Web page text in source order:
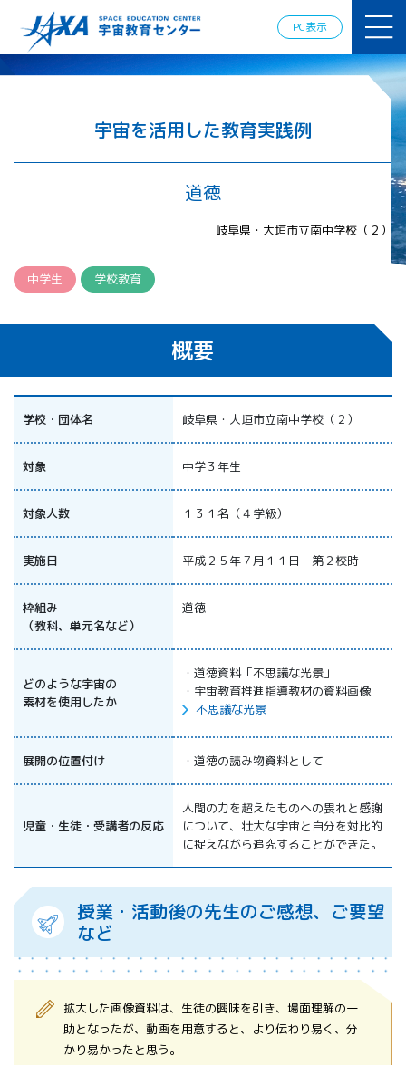
PC表示
ミー
ロスペース
情報の発
信
宇宙を活用
した教育実
践例
体験的学
習機会の
APRSAF（ア
ジア太平洋
地域宇宙機
関会議）宇
宙教育 for
All 分科会
APRSAF宇宙
教育 for All
APRSAFポス
ターコンテ
スト
APRSAF教員
セミナー
ISEB（国際
ISEB学生派
遣プログラ
ム
宇宙を活用した教育実践例
道徳
岐阜県・大垣市立南中学校（２）
中学生 学校教育
概要
学校・団体名 岐阜県・大垣市立南中学校（２）
対象 中学３年生
対象人数 １３１名（４学級）
実施日 平成２５年７月１１日 第２校時
枠組み
（教科、単元名など）
道徳
どのような宇宙の
素材を使用したか
・道徳資料「不思議な光景」
・宇宙教育推進指導教材の資料画像
不思議な光景
展開の位置付け ・道徳の読み物資料として
児童・生徒・受講者の反応
人間の力を超えたものへの畏れと感謝
について、壮大な宇宙と自分を対比的
に捉えながら追究することができた。
授業・活動後の先生のご感想、ご要望
など
拡大した画像資料は、生徒の興味を引き、場面理解の一
助となったが、動画を用意すると、より伝わり易く、分
かり易かったと思う。